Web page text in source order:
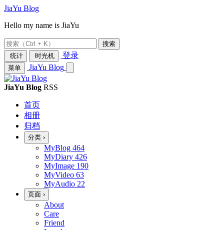
JiaYu Blog
Hello my name is JiaYu
搜索
统计
时光机 登录
菜单 JiaYu Blog
JiaYu Blog RSS
首页
相册
归档
分类 ›
MyBlog 464
MyDiary 426
MyImage 190
MyVideo 63
MyAudio 22
页面 ›
About
Care
Friend